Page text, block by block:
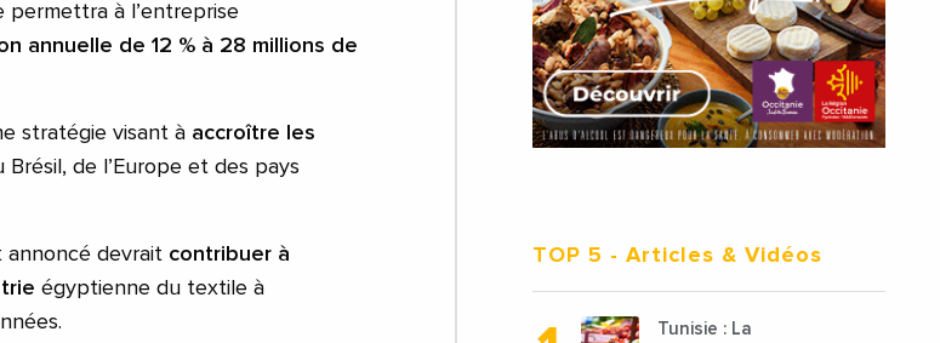
permettra à l’entreprise
annuelle de 12 % à 28 millions de
stratégie visant à accroître les
de l’Europe et des pays
annoncé devrait contribuer à
égyptienne du textile à
TOP 5 - Articles & Vidéos
Tunisie : La